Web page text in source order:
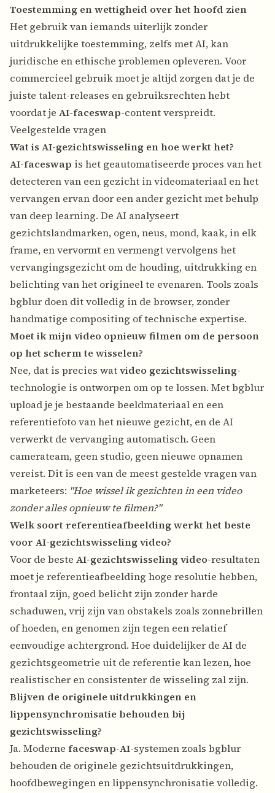
Toestemming en wettigheid over het hoofd zien
Het gebruik van iemands uiterlijk zonder
uitdrukkelijke toestemming, zelfs met AI, kan
juridische en ethische problemen opleveren. Voor
commercieel gebruik moet je altijd zorgen dat je de
juiste talent-releases en gebruiksrechten hebt
voordat je AI-faceswap-content verspreidt.
Veelgestelde vragen
Wat is AI-gezichtswisseling en hoe werkt het?
AI-faceswap is het geautomatiseerde proces van het
detecteren van een gezicht in videomateriaal en het
vervangen ervan door een ander gezicht met behulp
van deep learning. De AI analyseert
gezichtslandmarken, ogen, neus, mond, kaak, in elk
frame, en vervormt en vermengt vervolgens het
vervangingsgezicht om de houding, uitdrukking en
belichting van het origineel te evenaren. Tools zoals
bgblur doen dit volledig in de browser, zonder
handmatige compositing of technische expertise.
Moet ik mijn video opnieuw filmen om de persoon
op het scherm te wisselen?
Nee, dat is precies watvideo gezichtswisseling-
technologie is ontworpen om op te lossen. Met bgblur
upload je je bestaande beeldmateriaal en een
referentiefoto van het nieuwe gezicht, en de AI
verwerkt de vervanging automatisch. Geen
camerateam, geen studio, geen nieuwe opnamen
vereist. Dit is een van de meest gestelde vragen van
marketeers: "Hoe wissel ik gezichten in een video
zonder alles opnieuw te filmen?"
Welk soort referentieafbeelding werkt het beste
voor AI-gezichtswisseling video?
Voor de beste AI-gezichtswisseling video-resultaten
moet je referentieafbeelding hoge resolutie hebben,
frontaal zijn, goed belicht zijn zonder harde
schaduwen, vrij zijn van obstakels zoals zonnebrillen
of hoeden, en genomen zijn tegen een relatief
eenvoudige achtergrond. Hoe duidelijker de AI de
gezichtsgeometrie uit de referentie kan lezen, hoe
realistischer en consistenter de wisseling zal zijn.
Blijven de originele uitdrukkingen en
lippensynchronisatie behouden bij
gezichtswisseling?
Ja. Moderne faceswap-AI-systemen zoals bgblur
behouden de originele gezichtsuitdrukkingen,
hoofdbewegingen en lippensynchronisatie volledig.